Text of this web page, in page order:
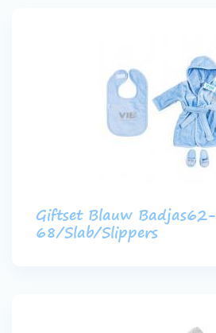
Giftset Blauw Badjas62-
68/Slab/Slippers